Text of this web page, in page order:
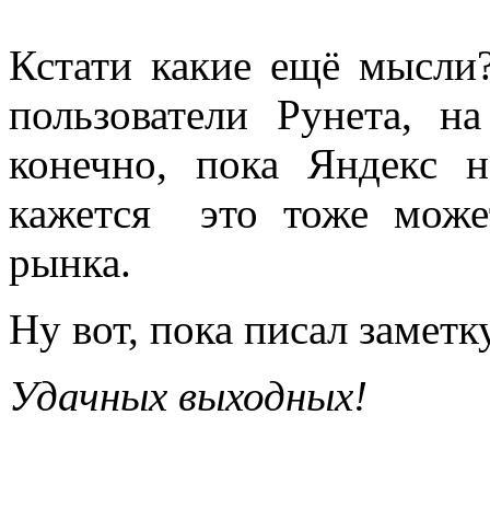
Кстати какие ещё
пользователи Рунета,
конечно, пока Яндекс
кажется это тоже
рынка.
Ну вот, пока писал
Удачных выходных!